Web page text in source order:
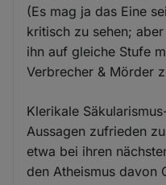
(Es mag ja das Eine
kritisch zu sehen;
ihn auf gleiche Stufe
Verbrecher & Mörder
Klerikale
Aussagen zufrieden
etwa bei ihren
den Atheismus davon